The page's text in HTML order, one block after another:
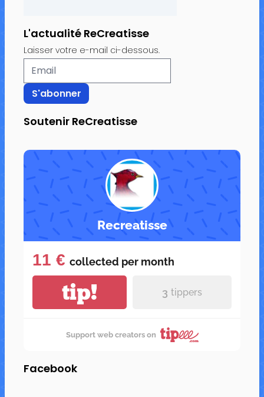
L'actualité ReCreatisse
Laisser votre e-mail ci-dessous.
Soutenir ReCreatisse
Recreatisse
11 € collected per month
tip! 3 tippers
Support web creators on
Facebook